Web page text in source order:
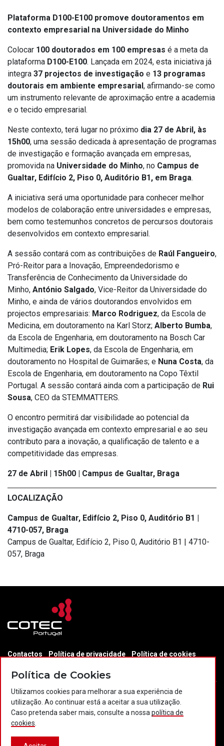
Plataforma D100-E100 promove doutoramentos em
contexto empresarial na Universidade do Minho
Colocar 100 doutorados em 100 empresas é a meta da
plataforma D100-E100. Lançada em 2024, esta iniciativa já
integra 37 projectos de investigação e 13 programas
doutorais em ambiente empresarial , afirmando-se como
um instrumento relevante de aproximação entre a academia
e o tecido empresarial.
Neste contexto, terá lugar no próximo dia 27 de Abril, às
15h00, uma sessão dedicada à apresentação de programas
de investigação e formação avançada em empresas,
promovida na Universidade do Minho, no Campus de
Gualtar, Edifício 2, Piso 0, Auditório B1, em Braga.
A iniciativa será uma oportunidade para conhecer melhor
modelos de colaboração entre universidades e empresas,
bem como testemunhos concretos de percursos doutorais
desenvolvidos em contexto empresarial.
A sessão contará com as contribuições de Raúl Fangueiro,
Pró-Reitor para a Inovação, Empreendedorismo e
Transferência de Conhecimento da Universidade do
Minho, António Salgado, Vice-Reitor da Universidade do
Minho, e ainda de vários doutorandos envolvidos em
projectos empresariais: Marco Rodriguez, da Escola de
Medicina, em doutoramento na Karl Storz; Alberto Bumba,
da Escola de Engenharia, em doutoramento na Bosch Car
Multimedia; Erik Lopes, da Escola de Engenharia, em
doutoramento no Hospital de Guimarães; e Nuna Costa, da
Escola de Engenharia, em doutoramento na Copo Têxtil
Portugal. A sessão contará ainda com a participação de Rui
Sousa, CEO da STEMMATTERS.
O encontro permitirá dar visibilidade ao potencial da
investigação avançada em contexto empresarial e ao seu
contributo para a inovação, a qualificação de talento e a
competitividade das empresas.
27 de Abril | 15h00 | Campus de Gualtar, Braga
LOCALIZAÇÃO
Campus de Gualtar, Edifício 2, Piso 0, Auditório B1 |
4710-057, Braga
Campus de Gualtar, Edifício 2, Piso 0, Auditório B1 | 4710-
057, Braga
Contactos Política de privacidade
Política de cookies
© 2026 COTEC Portugal. Todos os direitos reservados.
Plataforma co-financiada por:
Política de Cookies
Utilizamos cookies para melhorar a sua experiência de
utilização. Ao continuar está a aceitar a sua utilização.
Caso pretenda saber mais, consulte a nossa política de
cookies